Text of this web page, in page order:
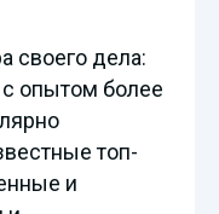
своего дела:
с опытом более
топ-
и